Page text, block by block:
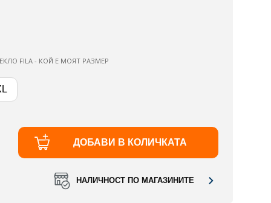
FILA - КОЙ Е МОЯТ РАЗМЕР
ДОБАВИ В КОЛИЧКАТА
НАЛИЧНОСТ ПО МАГАЗИНИТЕ